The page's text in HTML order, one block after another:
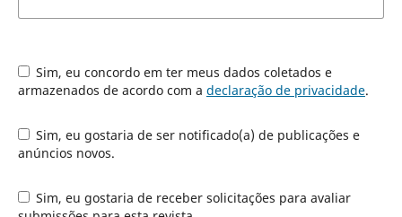
Sim, eu concordo em ter meus dados coletados e
armazenados de acordo com a declaração de privacidade.
Sim, eu gostaria de ser notificado(a) de publicações e
anúncios novos.
Sim, eu gostaria de receber solicitações para avaliar